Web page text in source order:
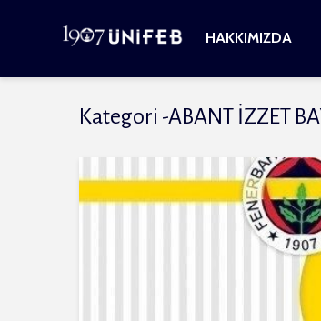
HAKKIMIZDA
Kategori -ABANT İZZET